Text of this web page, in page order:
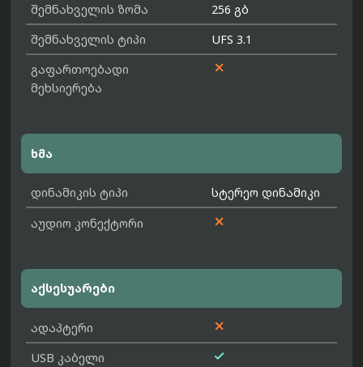
შემნახველის ზომა
256 გბ
შემნახველის ტიპი
UFS 3.1
გაფართოებადი
მეხსიერება

ხმა
დინამიკის ტიპი
სტერეო დინამიკი
აუდიო კონექტორი

აქსესუარები
ადაპტერი 
USB კაბელი 